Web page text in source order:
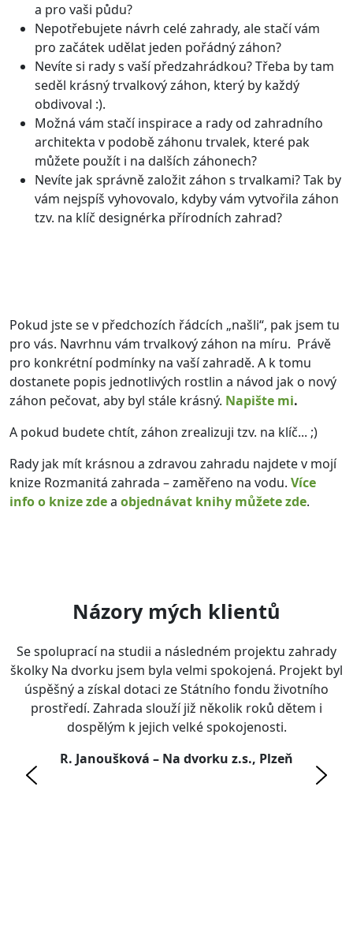
a pro vaši půdu?
Nepotřebujete návrh celé zahrady, ale stačí vám
pro začátek udělat jeden pořádný záhon?
Nevíte si rady s vaší předzahrádkou? Třeba by tam
seděl krásný trvalkový záhon, který by každý
obdivoval :).
Možná vám stačí inspirace a rady od zahradního
architekta v podobě záhonu trvalek, které pak
můžete použít i na dalších záhonech?
Nevíte jak správně založit záhon s trvalkami? Tak by
vám nejspíš vyhovovalo, kdyby vám vytvořila záhon
tzv. na klíč designérka přírodních zahrad?
Pokud jste se v předchozích řádcích „našli“, pak jsem tu
pro vás. Navrhnu vám trvalkový záhon na míru. Právě
pro konkrétní podmínky na vaší zahradě. A k tomu
dostanete popis jednotlivých rostlin a návod jak o nový
záhon pečovat, aby byl stále krásný. Napište mi.
A pokud budete chtít, záhon zrealizuji tzv. na klíč... ;)
Rady jak mít krásnou a zdravou zahradu najdete v mojí
knize Rozmanitá zahrada – zaměřeno na vodu. Více
info o knize zdea objednávat knihy můžete zde.
Názory mých klientů
Se spoluprací na studii a následném projektu zahrady
školky Na dvorku jsem byla velmi spokojená. Projekt byl
úspěšný a získal dotaci ze Státního fondu životního
prostředí. Zahrada slouží již několik roků dětem i
dospělým k jejich velké spokojenosti.
R. Janoušková – Na dvorku z.s., Plzeň